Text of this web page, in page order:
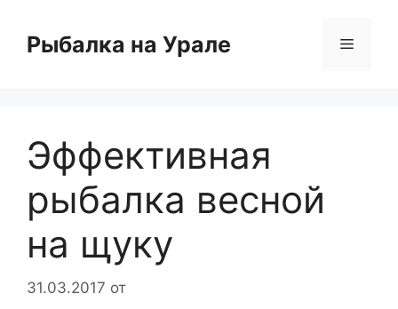
содержимому
Рыбалка на Урале Меню
Эффективная
рыбалка весной
на щуку
31.03.2017 от